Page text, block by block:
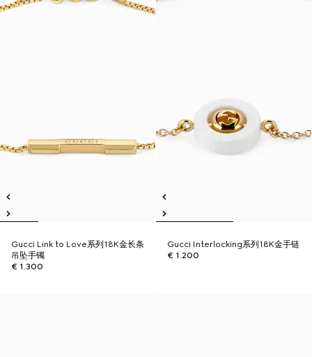
Gucci Link to Love系列18K金长条
吊坠手镯
€ 1.300
Gucci Interlocking系列18K金手链
€ 1.200